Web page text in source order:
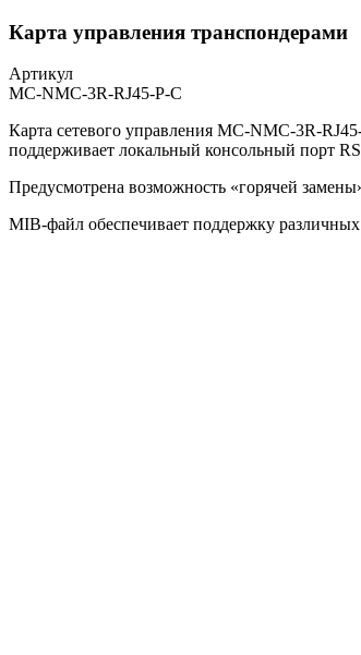
Карта управления транспондерами
Артикул
MC-NMC-3R-RJ45-P-C
Карта сетевого управления MC-NMC-3R-
поддерживает локальный консольный порт
Предусмотрена возможность «горячей
MIB-файл обеспечивает поддержку